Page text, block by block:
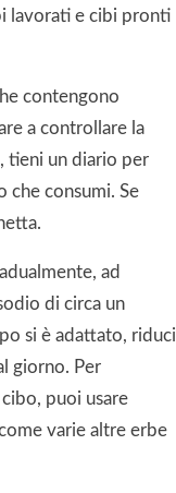
lavorati e cibi pronti
contengono
a controllare la
tieni un diario per
che consumi. Se
ad
di circa un
si è adattato, riduci
giorno. Per
puoi usare
varie altre erbe